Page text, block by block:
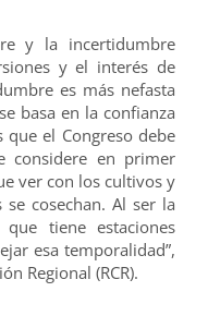
y la incertidumbre
y el interés de
es más nefasta
basa en la confianza
el Congreso debe
considere en primer
ver con los cultivos y
cosechan. Al ser la
tiene estaciones
esa temporalidad”,
Regional (RCR).